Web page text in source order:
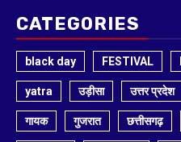
CATEGORIES
black day FESTIVAL
yatra उड़ीसा उत्तर प्रदेश
गायक गुजरात छत्तीसगढ़